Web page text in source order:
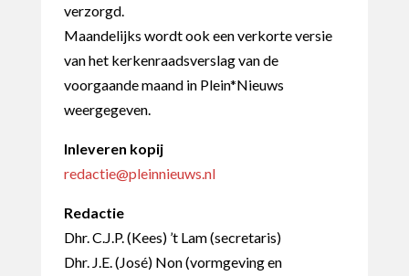
verzorgd.
Maandelijks wordt ook een verkorte versie
van het kerkenraadsverslag van de
voorgaande maand in Plein*Nieuws
weergegeven.
Inleveren kopij
redactie@pleinnieuws.nl
Redactie
Dhr. C.J.P. (Kees) ’t Lam (secretaris)
Dhr. J.E. (José) Non (vormgeving en